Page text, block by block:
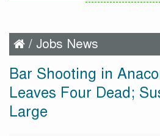
/ Jobs News
Bar Shooting in
Leaves Four Dead;
Large